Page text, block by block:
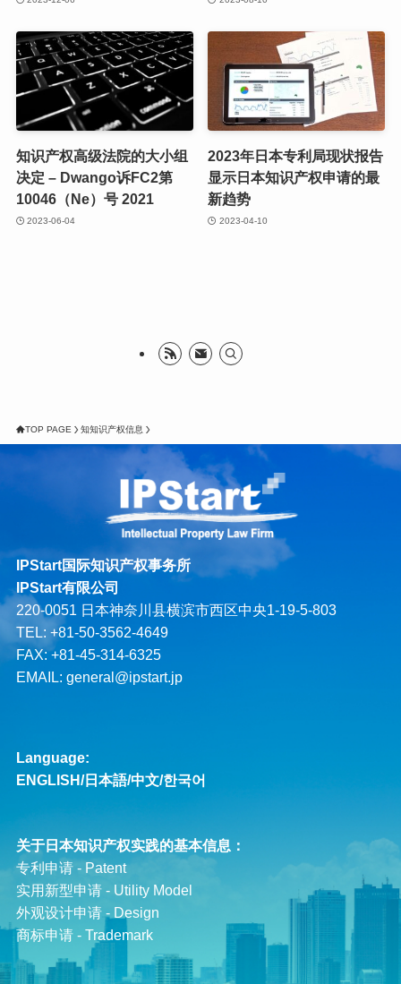
知识产权高级法院的大小组
决定 – Dwango诉FC2第
10046（Ne）号 2021
2023-06-04
2023年日本专利局现状报告
显示日本知识产权申请的最
新趋势
2023-04-10
TOP PAGE 知知识产权信息
IPStart国际知识产权事务所
IPStart有限公司
220-0051 日本神奈川县横滨市西区中央1-19-5-803
TEL: +81-50-3562-4649
FAX: +81-45-314-6325
EMAIL: general@ipstart.jp
Language:
ENGLISH/日本語/中文/한국어
关于日本知识产权实践的基本信息：
专利申请 - Patent
实用新型申请 - Utility Model
外观设计申请 - Design
商标申请 - Trademark